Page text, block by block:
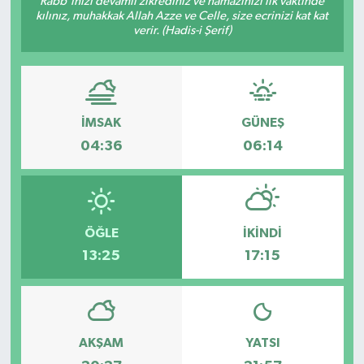
kılınız, muhakkak Allah Azze ve Celle, size ecrinizi kat kat
verir. (Hadis-i Şerif)
İMSAK
04:36
GÜNEŞ
06:14
ÖĞLE
13:25
İKINDI
17:15
AKŞAM YATSI
Dursunbey
EĞİTİM
EKONOMİ
Gömeç
Gönen
Havran